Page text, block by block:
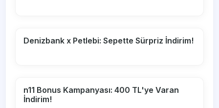
Denizbank x Petlebi: Sepette Sürpriz İndirim!
n11 Bonus Kampanyası: 400 TL'ye Varan
İndirim!